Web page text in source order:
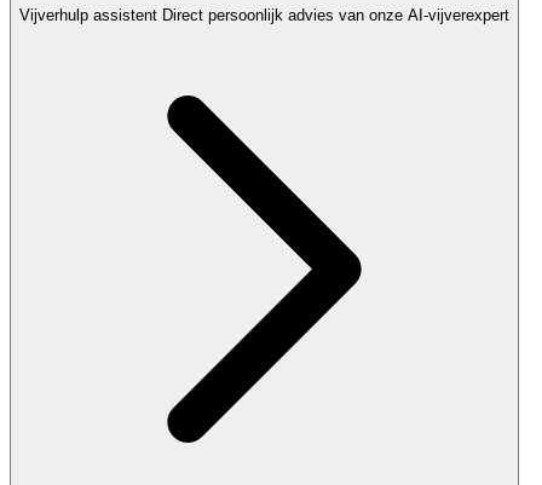
Vijverhulp assistent Direct persoonlijk advies van onze AI-vijverexpert